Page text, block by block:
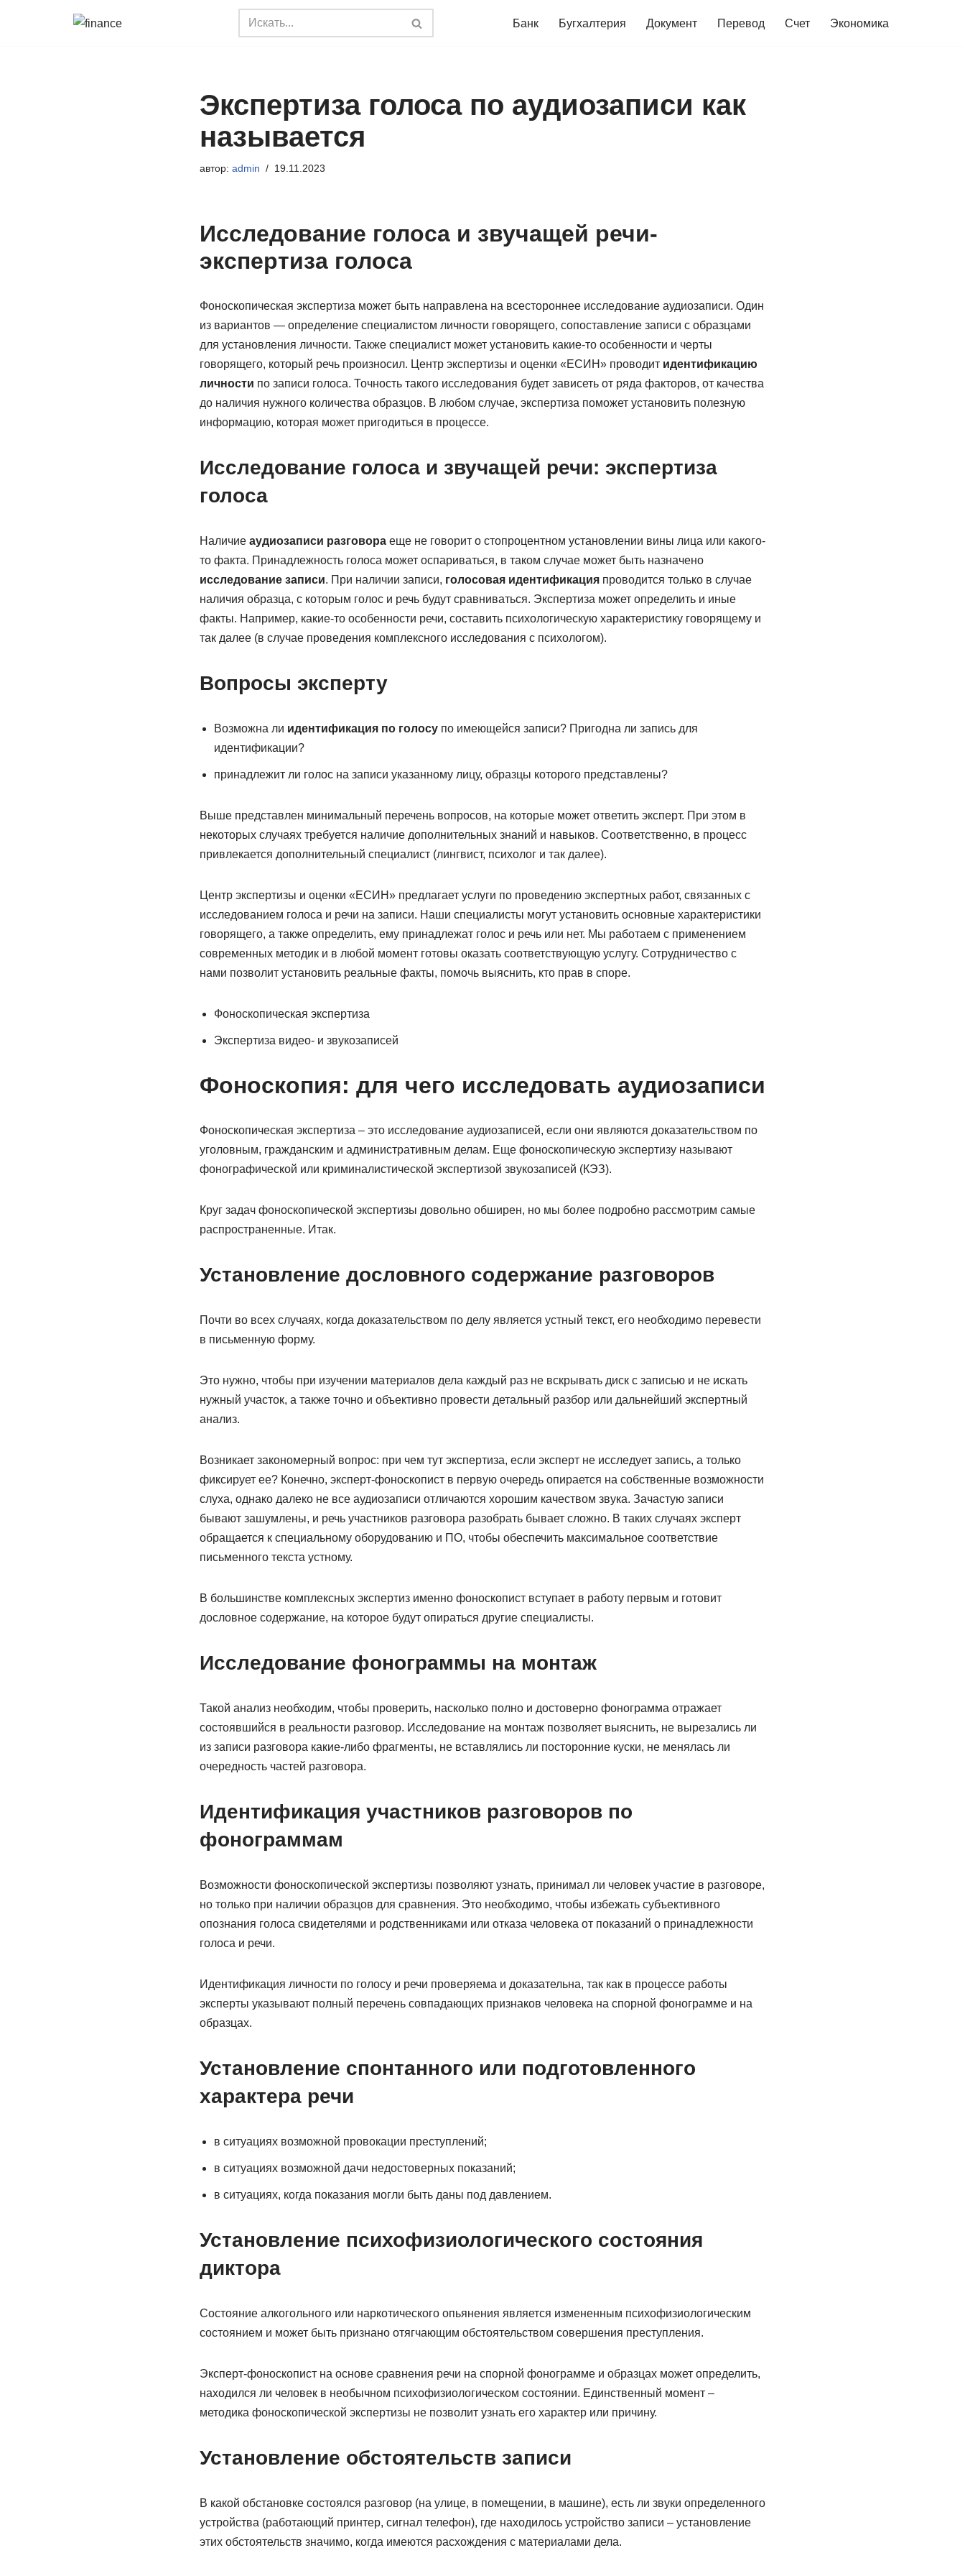
Банк Бугхалтерия Документ Перевод Счет Экономика
Экспертиза голоса по аудиозаписи как
называется
автор: admin 19.11.2023
Исследование голоса и звучащей речи-
экспертиза голоса
Фоноскопическая экспертиза может быть направлена на всестороннее исследование аудиозаписи. Один
из вариантов — определение специалистом личности говорящего, сопоставление записи с образцами
для установления личности. Также специалист может установить какие-то особенности и черты
говорящего, который речь произносил. Центр экспертизы и оценки «ЕСИН» проводит идентификацию
личности по записи голоса. Точность такого исследования будет зависеть от ряда факторов, от качества
до наличия нужного количества образцов. В любом случае, экспертиза поможет установить полезную
информацию, которая может пригодиться в процессе.
Исследование голоса и звучащей речи: экспертиза
голоса
Наличие аудиозаписи разговораеще не говорит о стопроцентном установлении вины лица или какого-
то факта. Принадлежность голоса может оспариваться, в таком случае может быть назначено
исследование записи. При наличии записи, голосовая идентификацияпроводится только в случае
наличия образца, с которым голос и речь будут сравниваться. Экспертиза может определить и иные
факты. Например, какие-то особенности речи, составить психологическую характеристику говорящему и
так далее (в случае проведения комплексного исследования с психологом).
Вопросы эксперту
Возможна ли идентификация по голосупо имеющейся записи? Пригодна ли запись для
идентификации?
принадлежит ли голос на записи указанному лицу, образцы которого представлены?
Выше представлен минимальный перечень вопросов, на которые может ответить эксперт. При этом в
некоторых случаях требуется наличие дополнительных знаний и навыков. Соответственно, в процесс
привлекается дополнительный специалист (лингвист, психолог и так далее).
Центр экспертизы и оценки «ЕСИН» предлагает услуги по проведению экспертных работ, связанных с
исследованием голоса и речи на записи. Наши специалисты могут установить основные характеристики
говорящего, а также определить, ему принадлежат голос и речь или нет. Мы работаем с применением
современных методик и в любой момент готовы оказать соответствующую услугу. Сотрудничество с
нами позволит установить реальные факты, помочь выяснить, кто прав в споре.
Фоноскопическая экспертиза
Экспертиза видео- и звукозаписей
Фоноскопия: для чего исследовать аудиозаписи
Фоноскопическая экспертиза – это исследование аудиозаписей, если они являются доказательством по
уголовным, гражданским и административным делам. Еще фоноскопическую экспертизу называют
фонографической или криминалистической экспертизой звукозаписей (КЭЗ).
Круг задач фоноскопической экспертизы довольно обширен, но мы более подробно рассмотрим самые
распространенные. Итак.
Установление дословного содержание разговоров
Почти во всех случаях, когда доказательством по делу является устный текст, его необходимо перевести
в письменную форму.
Это нужно, чтобы при изучении материалов дела каждый раз не вскрывать диск с записью и не искать
нужный участок, а также точно и объективно провести детальный разбор или дальнейший экспертный
анализ.
Возникает закономерный вопрос: при чем тут экспертиза, если эксперт не исследует запись, а только
фиксирует ее? Конечно, эксперт-фоноскопист в первую очередь опирается на собственные возможности
слуха, однако далеко не все аудиозаписи отличаются хорошим качеством звука. Зачастую записи
бывают зашумлены, и речь участников разговора разобрать бывает сложно. В таких случаях эксперт
обращается к специальному оборудованию и ПО, чтобы обеспечить максимальное соответствие
письменного текста устному.
В большинстве комплексных экспертиз именно фоноскопист вступает в работу первым и готовит
дословное содержание, на которое будут опираться другие специалисты.
Исследование фонограммы на монтаж
Такой анализ необходим, чтобы проверить, насколько полно и достоверно фонограмма отражает
состоявшийся в реальности разговор. Исследование на монтаж позволяет выяснить, не вырезались ли
из записи разговора какие-либо фрагменты, не вставлялись ли посторонние куски, не менялась ли
очередность частей разговора.
Идентификация участников разговоров по
фонограммам
Возможности фоноскопической экспертизы позволяют узнать, принимал ли человек участие в разговоре,
но только при наличии образцов для сравнения. Это необходимо, чтобы избежать субъективного
опознания голоса свидетелями и родственниками или отказа человека от показаний о принадлежности
голоса и речи.
Идентификация личности по голосу и речи проверяема и доказательна, так как в процессе работы
эксперты указывают полный перечень совпадающих признаков человека на спорной фонограмме и на
образцах.
Установление спонтанного или подготовленного
характера речи
в ситуациях возможной провокации преступлений;
в ситуациях возможной дачи недостоверных показаний;
в ситуациях, когда показания могли быть даны под давлением.
Установление психофизиологического состояния
диктора
Состояние алкогольного или наркотического опьянения является измененным психофизиологическим
состоянием и может быть признано отягчающим обстоятельством совершения преступления.
Эксперт-фоноскопист на основе сравнения речи на спорной фонограмме и образцах может определить,
находился ли человек в необычном психофизиологическом состоянии. Единственный момент –
методика фоноскопической экспертизы не позволит узнать его характер или причину.
Установление обстоятельств записи
В какой обстановке состоялся разговор (на улице, в помещении, в машине), есть ли звуки определенного
устройства (работающий принтер, сигнал телефон), где находилось устройство записи – установление
этих обстоятельств значимо, когда имеются расхождения с материалами дела.